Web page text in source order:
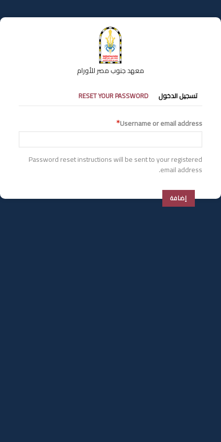
إلى
المحتوى
معهد جنوب مصر للأورام
التبويبات
الأساسية
تسجيل الدخول RESET YOUR PASSWORD
Username or email address
Password reset instructions will be sent to your registered
email address.